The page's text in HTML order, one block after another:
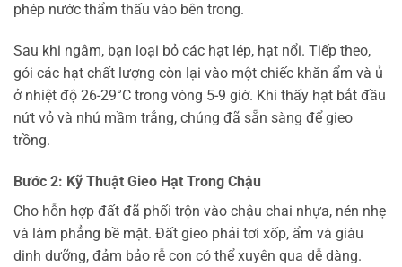
phép nước thẩm thấu vào bên trong.
Sau khi ngâm, bạn loại bỏ các hạt lép, hạt nổi. Tiếp theo,
gói các hạt chất lượng còn lại vào một chiếc khăn ẩm và ủ
ở nhiệt độ 26-29°C trong vòng 5-9 giờ. Khi thấy hạt bắt đầu
nứt vỏ và nhú mầm trắng, chúng đã sẵn sàng để gieo
trồng.
Bước 2: Kỹ Thuật Gieo Hạt Trong Chậu
Cho hỗn hợp đất đã phối trộn vào chậu chai nhựa, nén nhẹ
và làm phẳng bề mặt. Đất gieo phải tơi xốp, ẩm và giàu
dinh dưỡng, đảm bảo rễ con có thể xuyên qua dễ dàng.